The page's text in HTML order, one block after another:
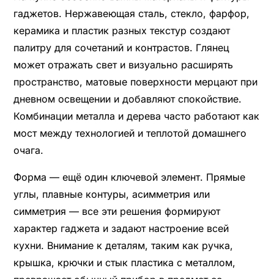
гаджетов. Нержавеющая сталь, стекло, фарфор,
керамика и пластик разных текстур создают
палитру для сочетаний и контрастов. Глянец
может отражать свет и визуально расширять
пространство, матовые поверхности мерцают при
дневном освещении и добавляют спокойствие.
Комбинации металла и дерева часто работают как
мост между технологией и теплотой домашнего
очага.
Форма — ещё один ключевой элемент. Прямые
углы, плавные контуры, асимметрия или
симметрия — все эти решения формируют
характер гаджета и задают настроение всей
кухни. Внимание к деталям, таким как ручка,
крышка, крючки и стык пластика с металлом,